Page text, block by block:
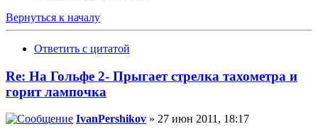
Вернуться к началу
Ответить с цитатой
Re: На Гольфе 2- Прыгает стрелка тахометра и
горит лампочка
IvanPershikov » 27 июн 2011, 18:17